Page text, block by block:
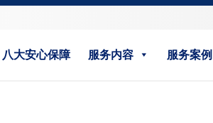
八大安心保障 服务内容 服务案例